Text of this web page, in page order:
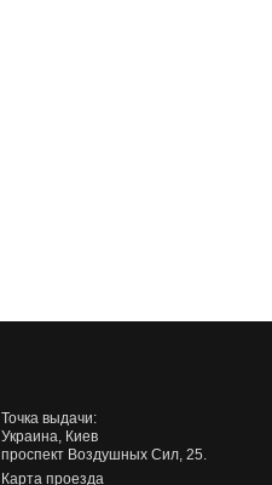
Точка выдачи:
Украина, Киев
проспект Воздушных Сил, 25.
Карта проезда